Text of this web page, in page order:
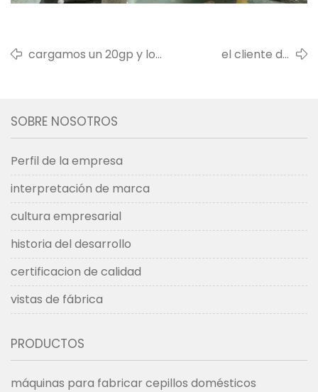
cargamos un 20gp y lo
el cliente de
SOBRE NOSOTROS
Perfil de la empresa
interpretación de marca
cultura empresarial
historia del desarrollo
certificacion de calidad
vistas de fábrica
PRODUCTOS
máquinas para fabricar cepillos domésticos